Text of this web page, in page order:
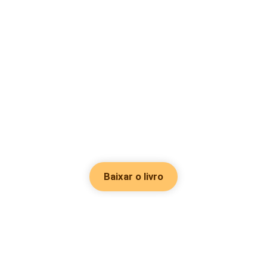
Baixar o livro